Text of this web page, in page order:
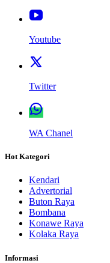
Youtube
Twitter
WA Chanel
Hot Kategori
Kendari
Advertorial
Buton Raya
Bombana
Konawe Raya
Kolaka Raya
Informasi